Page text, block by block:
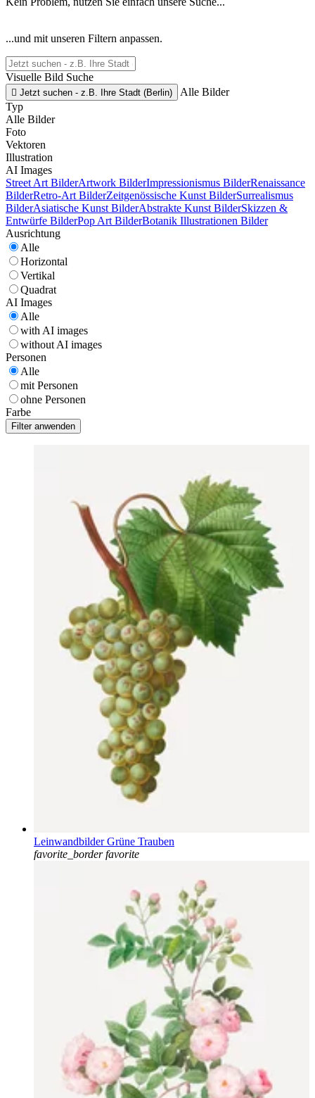
...und mit unseren Filtern anpassen.
Visuelle Bild Suche
 Jetzt suchen - z.B. Ihre Stadt (Berlin)
Alle Bilder
Typ
Alle Bilder
Foto
Vektoren
Illustration
AI Images
Street Art BilderArtwork BilderImpressionismus BilderRenaissance
BilderRetro-Art BilderZeitgenössische Kunst BilderSurrealismus
BilderAsiatische Kunst BilderAbstrakte Kunst BilderSkizzen &
Entwürfe BilderPop Art BilderBotanik Illustrationen Bilder
Ausrichtung
Alle
Horizontal
Vertikal
Quadrat
AI Images
Alle
with AI images
without AI images
Personen
Alle
mit Personen
ohne Personen
Farbe
Leinwandbilder Grüne Trauben
favorite_border favorite